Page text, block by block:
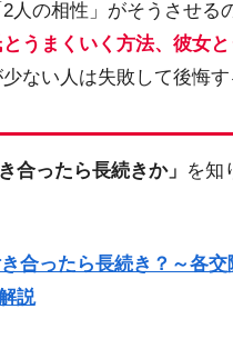
人の相性」がそうさせる
うまくいく方法、彼女
ない人は失敗して後悔す
合ったら長続きか」 を知
合ったら長続き？～各
説